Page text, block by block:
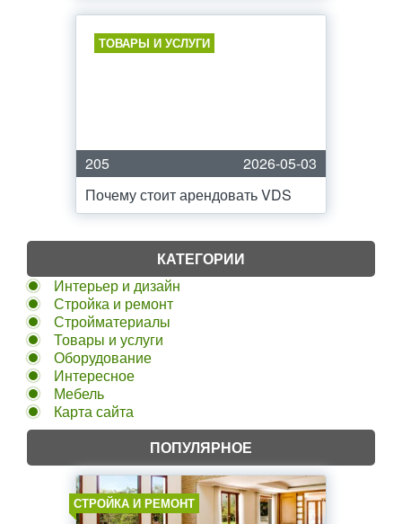
ТОВАРЫ И УСЛУГИ
205
2026-05-03
Почему стоит арендовать VDS
КАТЕГОРИИ
Интерьер и дизайн
Стройка и ремонт
Стройматериалы
Товары и услуги
Оборудование
Интересное
Мебель
Карта сайта
ПОПУЛЯРНОЕ
СТРОЙКА И РЕМОНТ